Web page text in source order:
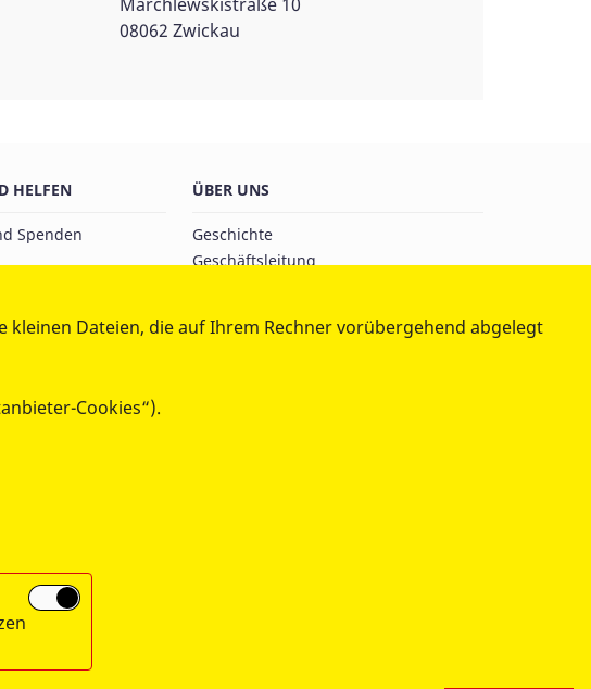
08062 Zwickau
HELFEN
Spenden
ÜBER UNS
Geschichte
Geschäftsleitung
Partner
Dateien, die auf Ihrem Rechner vorübergehend abgelegt
Cookies“).